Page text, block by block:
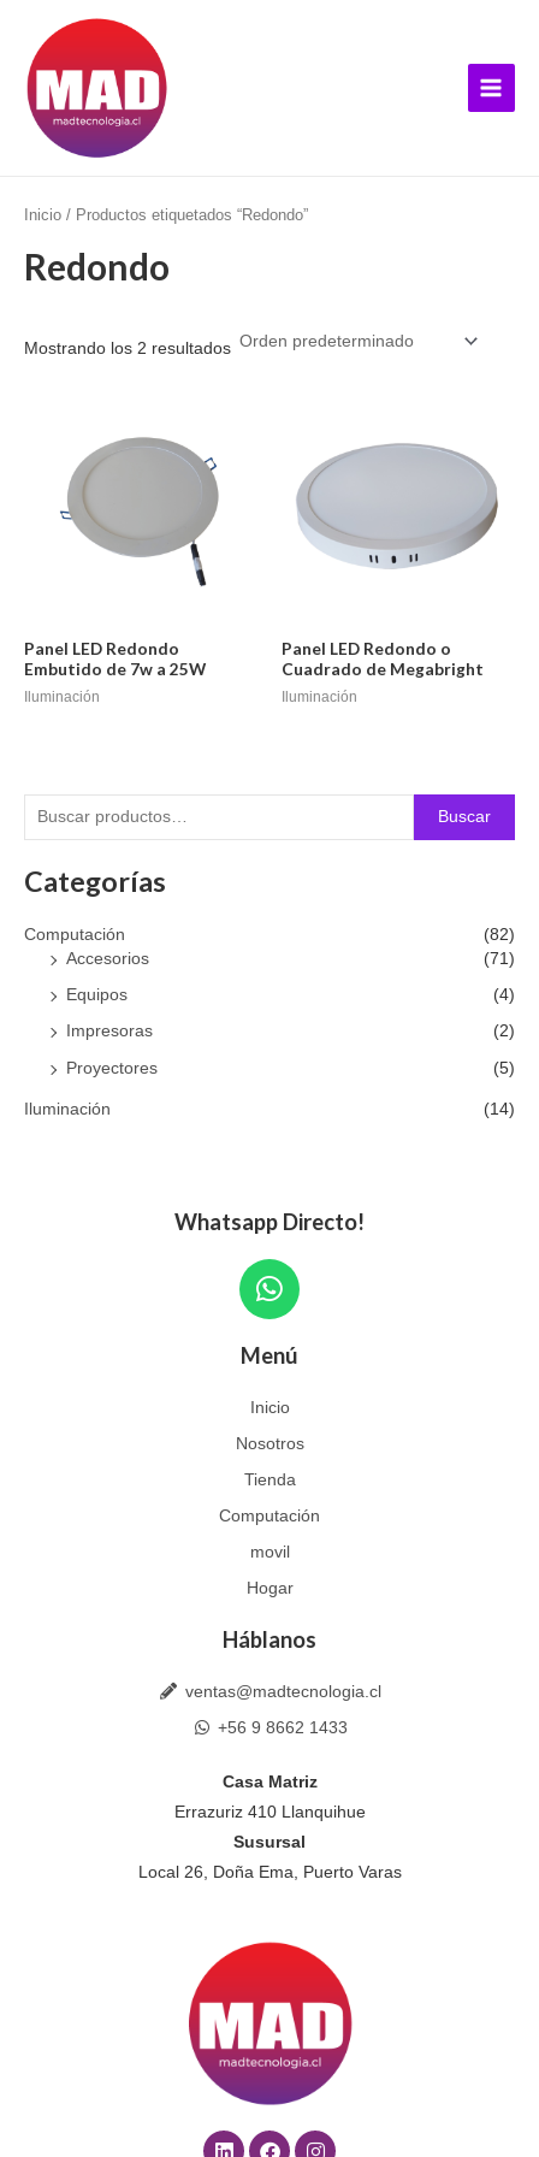
contenido
Menu
s
c
p
Buscar
Categorías
Computación
(82)
Accesorios
(71)
Equipos (4)
Impresoras (2)
Proyectores (5)
Iluminación (14)
Inicio / Productos etiquetados “Redondo”
Redondo
Mostrando los 2 resultados
Panel LED Redondo
Embutido de 7w a 25W
Iluminación
Panel LED Redondo o
Cuadrado de Megabright
Iluminación
Whatsapp Directo!
W
h
t
s
a
p
p
Menú
Inicio
Nosotros
Tienda
Computación
movil
Hogar
Háblanos
ventas@madtecnologia.cl
+56 9 8662 1433
Casa Matriz
Errazuriz 410 Llanquihue
Susursal
Local 26, Doña Ema, Puerto Varas
L
F
I